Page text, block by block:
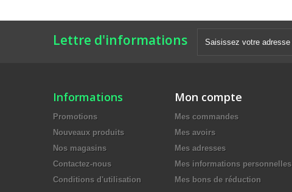
Lettre d'informations
Informations
Promotions
Nouveaux produits
Nos magasins
Contactez-nous
Conditions d'utilisation
Mon compte
Mes commandes
Mes avoirs
Mes adresses
Mes informations personnelles
Mes bons de réduction